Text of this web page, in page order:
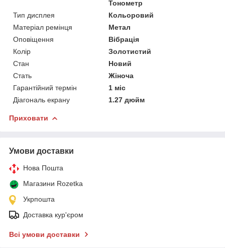
Тонометр
Тип дисплея
Кольоровий
Матеріал ремінця
Метал
Оповіщення
Вібрація
Колір
Золотистий
Стан
Новий
Стать
Жіноча
Гарантійний термін
1 міс
Діагональ екрану
1.27 дюйм
Приховати
Умови доставки
Нова Пошта
Магазини Rozetka
Укрпошта
Доставка кур'єром
Всі умови доставки